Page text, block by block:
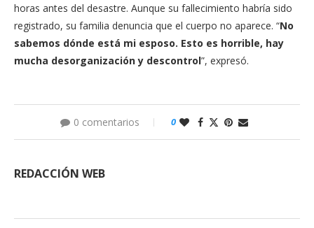
horas antes del desastre. Aunque su fallecimiento habría sido
registrado, su familia denuncia que el cuerpo no aparece. “No
sabemos dónde está mi esposo. Esto es horrible, hay
mucha desorganización y descontrol”, expresó.
0 comentarios 0
REDACCIÓN WEB